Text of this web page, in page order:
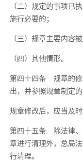
（二）规定的事项已
施行必要的；
（三）规章主要内容
（四）其他情形。
第四十四条 规章的修
出，并参照规章制定的
规章修改后，应当及
第四十五条 除法律
章进行清理外，总局
行清理。